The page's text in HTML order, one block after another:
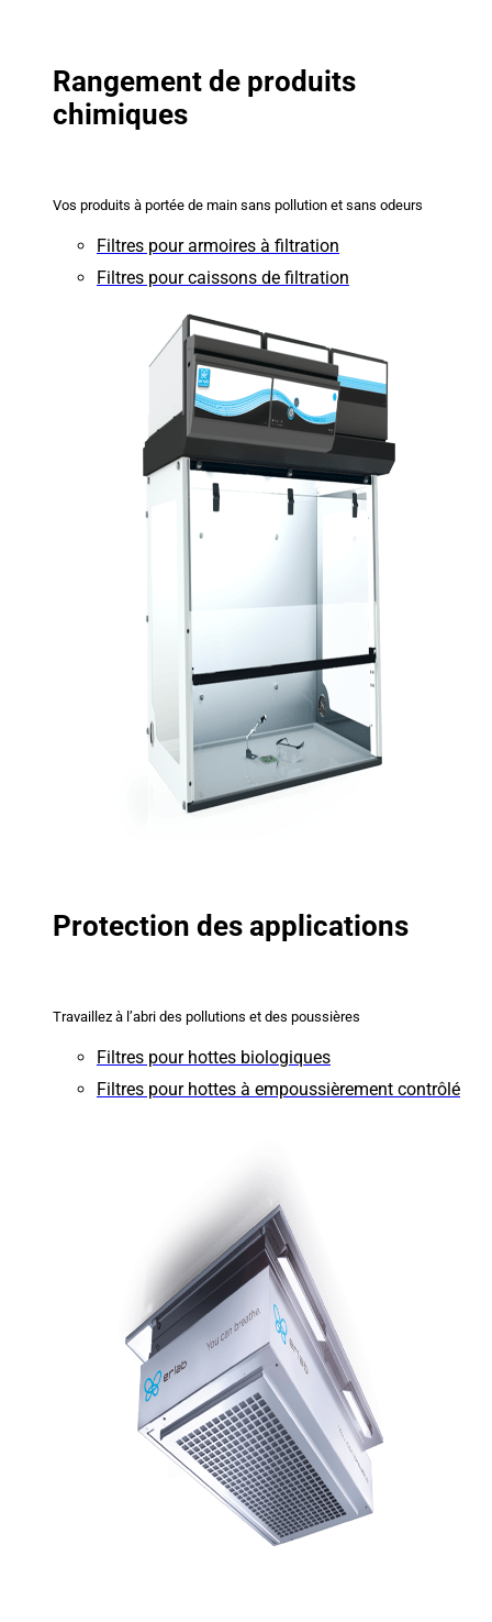
Rangement de produits
chimiques
Vos produits à portée de main sans pollution et sans odeurs
Filtres pour armoires à filtration
Filtres pour caissons de filtration
Protection des applications
Travaillez à l’abri des pollutions et des poussières
Filtres pour hottes biologiques
Filtres pour hottes à empoussièrement contrôlé